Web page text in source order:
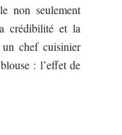
non seulement
crédibilité et la
un chef cuisinier
: l’effet de